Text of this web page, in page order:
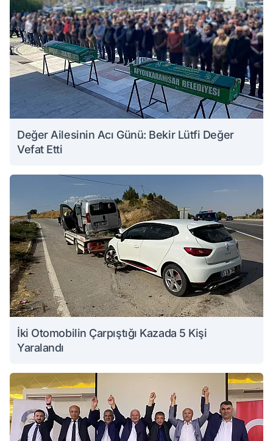
Değer Ailesinin Acı Günü: Bekir Lütfi Değer
Vefat Etti
İki Otomobilin Çarpıştığı Kazada 5 Kişi
Yaralandı